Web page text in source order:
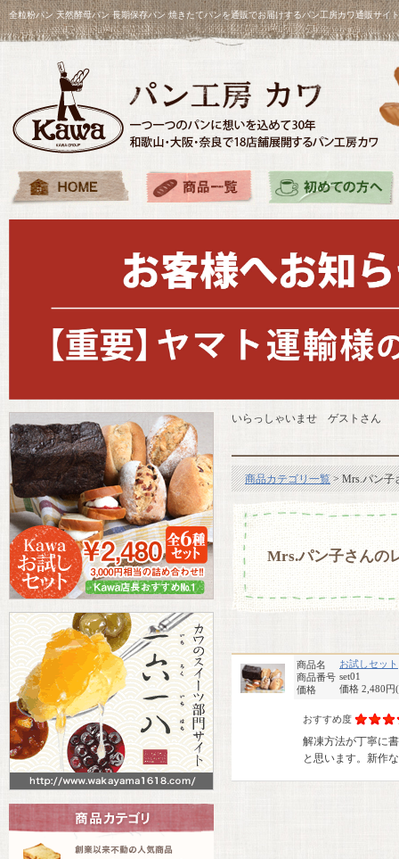
全粒粉パン 天然酵母パン 長期保存パン 焼きたてパンを通販でお届けするパン工房カワ通販サイト
いらっしゃいませ ゲストさん
商品カテゴリ一覧> Mrs.パン子
Mrs.パン子さんの
商品名
お試しセット
商品番号 set01
価格
価格 2,480円
おすすめ度
解凍方法が丁寧に
と思います。新作